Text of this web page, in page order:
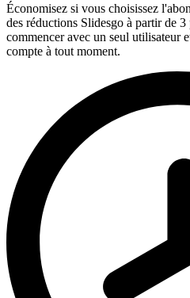
Économisez si vous choisissez
des réductions Slidesgo à partir de
commencer avec un seul utilisateur
compte à tout moment.